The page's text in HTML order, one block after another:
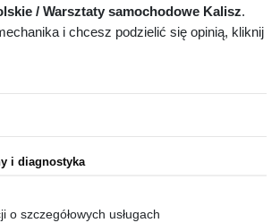
/ Warsztaty samochodowe Kalisz.
i chcesz podzielić się opinią, kliknij
i diagnostyka
o szczegółowych usługach